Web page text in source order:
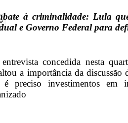
à criminalidade: Lula
e Governo Federal para
concedida nesta
a importância da
é preciso investimentos em